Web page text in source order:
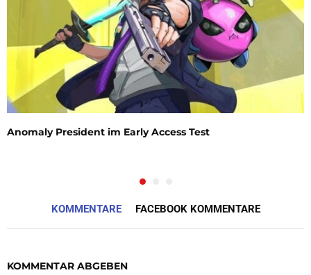
Anomaly President im Early Access Test
KOMMENTARE FACEBOOK KOMMENTARE
KOMMENTAR ABGEBEN